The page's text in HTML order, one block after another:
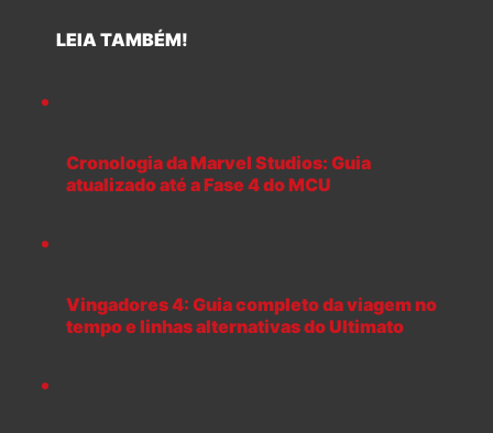
LEIA TAMBÉM!
Cronologia da Marvel Studios: Guia
atualizado até a Fase 4 do MCU
Vingadores 4: Guia completo da viagem no
tempo e linhas alternativas do Ultimato